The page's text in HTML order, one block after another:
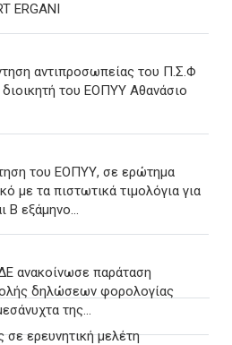
ERGANI
αντιπροσωπείας του Π.Σ.Φ
του ΕΟΠΥΥ Αθανάσιο
του ΕΟΠΥΥ, σε ερώτημα
με τα πιστωτικά τιμολόγια για
Β εξάμηνο...
ανακοίνωσε παράταση
δηλώσεων φορολογίας
της...
ερευνητική μελέτη